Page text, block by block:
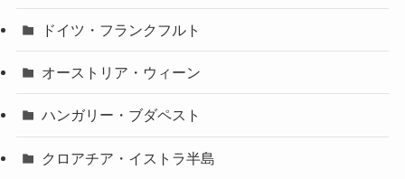
ドイツ・フランクフルト
オーストリア・ウィーン
ハンガリー・ブダペスト
クロアチア・イストラ半島